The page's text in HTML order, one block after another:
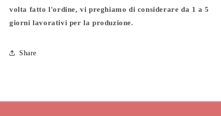
volta fatto l'ordine, vi preghiamo di considerare da 1 a 5
giorni lavorativi per la produzione.
Share